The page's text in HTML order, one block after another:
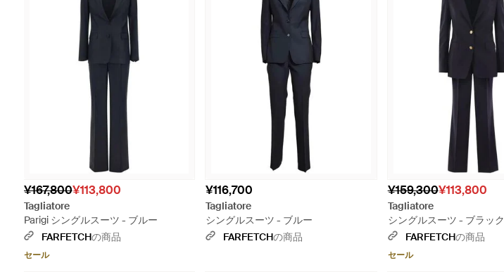
¥167,800¥113,800
Tagliatore
Parigi シングルスーツ - ブルー
FARFETCHの商品
セール
¥116,700
Tagliatore
シングルスーツ - ブルー
FARFETCHの商品
¥159,300¥113,800
Tagliatore
シングルスーツ - ブラック
FARFETCHの商品
セール